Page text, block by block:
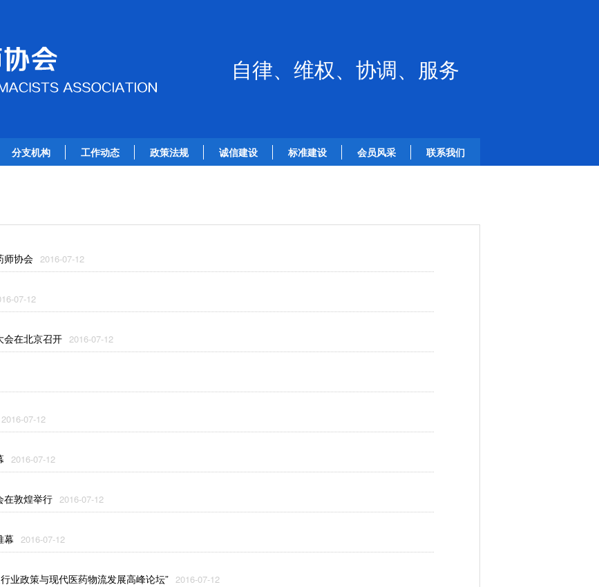
自律、维权、协调、服务
分支机构 工作动态 政策法规 诚信建设 标准建设 会员风采 联系我们
师协会 2016-07-12
07-12
会在北京召开 2016-07-12
2016-07-12
2016-07-12
在敦煌举行 2016-07-12
幕 2016-07-12
业政策与现代医药物流发展高峰论坛” 2016-07-12